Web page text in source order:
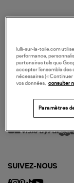
NOS SERVICES
SERVICE CLIENT
MODE DE
SUIVEZ-NOUS
lulli-sur-la-toile.com
performance,
partenaires tels que
accepter l’ensemble des
nécessaires (« Continuer
vos données,
consulter
Paramètres